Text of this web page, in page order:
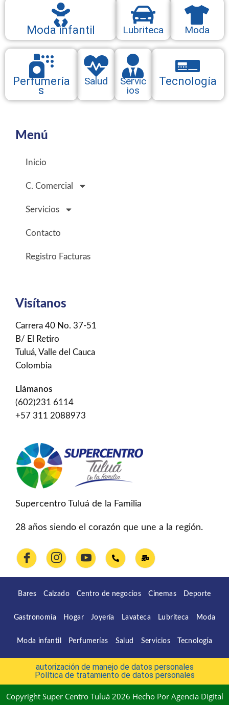
Lubriteca Moda
Moda infantil
Perfumería
s
Salud Servic
ios
Tecnología
Menú
Inicio
C. Comercial
Servicios
Contacto
Registro Facturas
Visítanos
Carrera 40 No. 37-51
B/ El Retiro
Tuluá, Valle del Cauca
Colombia
Llámanos
(602)231 6114
+57 311 2088973
Supercentro Tuluá de la Familia
28 años siendo el corazón que une a la región.
Bares Calzado Centro de negocios Cinemas Deporte
Gastronomía Hogar Joyería Lavateca Lubriteca Moda
Moda infantil Perfumerías Salud Servicios Tecnología
autorización de manejo de datos personales
Política de tratamiento de datos personales
Copyright Super Centro Tuluá 2026 Hecho Por Agencia Digital